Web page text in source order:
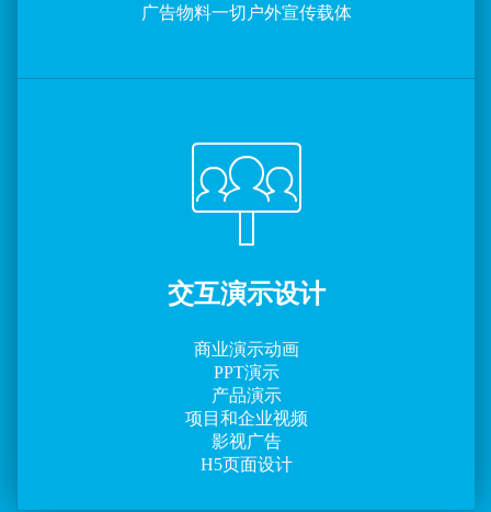
广告物料一切户外宣传载体
交互演示设计
商业演示动画
PPT演示
产品演示
项目和企业视频
影视广告
H5页面设计